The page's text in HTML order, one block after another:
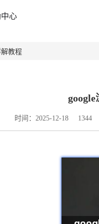
心
教程
时间：2025-12-18 1344